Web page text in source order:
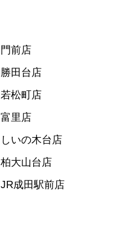
門前店
勝田台店
若松町店
富里店
しいの木台店
柏大山台店
JR成田駅前店